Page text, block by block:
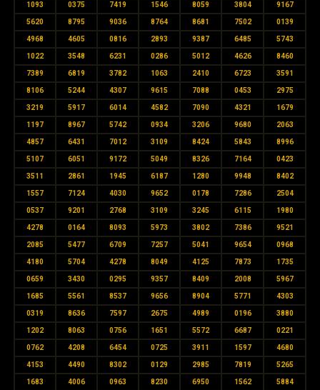
1093 0375 7419 1546 8059 3804 9167
5620 8795 9036 8764 8681 7502 0139
4968 4605 0816 2893 9387 6485 5743
1022 3548 6231 0286 5012 4626 8460
7389 6819 3782 1063 2410 6723 3591
8106 5244 4307 9615 7088 0453 2975
3219 5917 6014 4582 7090 4321 1679
1197 8967 5742 0934 3206 9680 2063
4857 6431 7012 3109 8424 5843 8996
5107 6051 9172 5049 8326 7164 0423
3511 2861 1945 6187 1280 9948 8402
1557 7124 4030 9652 0178 7286 2504
0537 9201 2768 3109 3245 6115 1980
4278 0164 8093 5973 3802 7386 9521
2085 5477 6709 7257 5041 9654 0968
4180 5704 4278 8049 4125 7873 1735
0659 3430 0295 9357 8409 2008 5967
1685 5561 8537 9656 8904 5771 4303
0319 8636 7597 2675 4989 0196 3880
1202 8063 0756 1651 5572 6687 0221
0762 4208 6454 0725 3911 1597 4680
4153 4490 8302 0129 2985 7819 5265
1683 4006 0963 8230 6950 1562 5884